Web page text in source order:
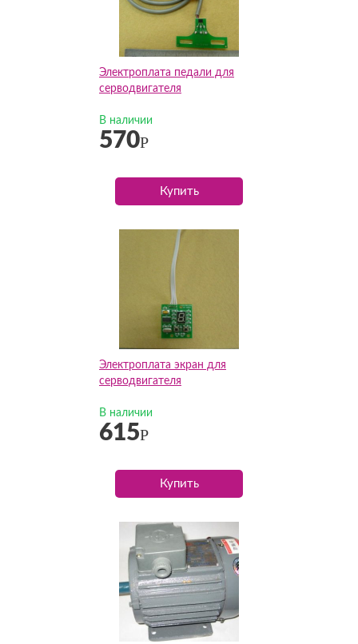
Электроплата педали для
серводвигателя
В наличии
570Р
Купить
Электроплата экран для
серводвигателя
В наличии
615Р
Купить